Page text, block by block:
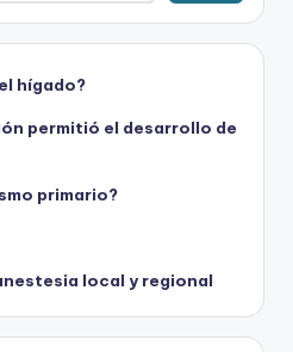
hígado?
permitió el desarrollo de
primario?
local y regional